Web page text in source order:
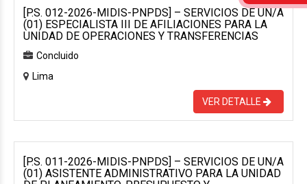
[P.S. 012-2026-MIDIS-PNPDS] – SERVICIOS DE UN/A
(01) ESPECIALISTA III DE AFILIACIONES PARA LA
UNIDAD DE OPERACIONES Y TRANSFERENCIAS
Concluido
Lima
VER DETALLE
[P.S. 011-2026-MIDIS-PNPDS] – SERVICIOS DE UN/A
(01) ASISTENTE ADMINISTRATIVO PARA LA UNIDAD